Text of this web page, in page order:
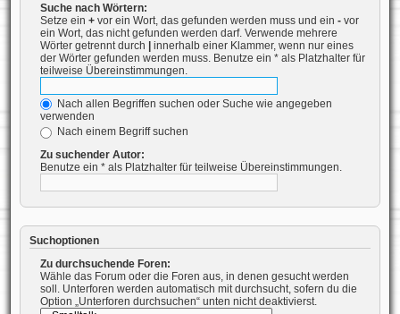
Suche nach Wörtern:
Setze ein +vor ein Wort, das gefunden werden muss und ein -vor
ein Wort, das nicht gefunden werden darf. Verwende mehrere
Wörter getrennt durch
innerhalb einer Klammer, wenn nur eines
der Wörter gefunden werden muss. Benutze ein * als Platzhalter für
teilweise Übereinstimmungen.
Nach allen Begriffen suchen oder Suche wie angegeben
verwenden
Nach einem Begriff suchen
Zu suchender Autor:
Benutze ein * als Platzhalter für teilweise Übereinstimmungen.
Suchoptionen
Zu durchsuchende Foren:
Wähle das Forum oder die Foren aus, in denen gesucht werden
soll. Unterforen werden automatisch mit durchsucht, sofern du die
Option „Unterforen durchsuchen“ unten nicht deaktivierst.